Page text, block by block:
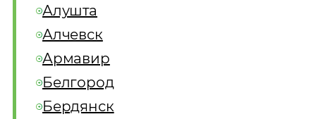
Алушта
Алчевск
Армавир
Белгород
Бердянск